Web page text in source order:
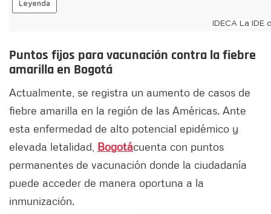
Puntos fijos para vacunación contra la fiebre
amarilla en Bogotá
Actualmente, se registra un aumento de casos de
fiebre amarilla en la región de las Américas. Ante
esta enfermedad de alto potencial epidémico y
elevada letalidad, Bogotácuenta con puntos
permanentes de vacunación donde la ciudadanía
puede acceder de manera oportuna a la
inmunización.